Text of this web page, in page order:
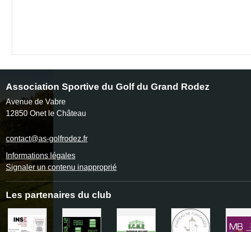
Association Sportive du Golf du Grand Rodez
Avenue de Vabre
12850 Onet le Château
contact@as-golfrodez.fr
Informations légales
Signaler un contenu inapproprié
Les partenaires du club